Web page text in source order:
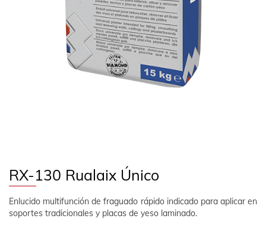
CONTACTO
RX-130 Rualaix Único
Enlucido multifunción de fraguado rápido indicado para aplicar en
soportes tradicionales y placas de yeso laminado.